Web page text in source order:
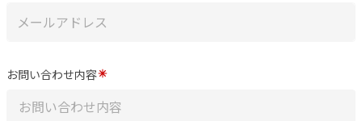
お問い合わせ内容